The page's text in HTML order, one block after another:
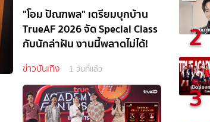
"โอม ปัณฑพล" เตรียมบุกบ้าน
TrueAF 2026 จัด Special Class
กับนักล่าฝัน งานนี้พลาดไม่ได้!
ข่าวบันเทิง 1 วันที่แล้ว
2
3